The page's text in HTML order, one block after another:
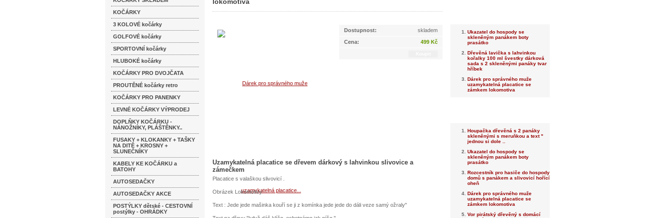
KOČÁRKY
3 KOLOVÉ kočárky
GOLFOVÉ kočárky
SPORTOVNÍ kočárky
HLUBOKÉ kočárky
KOČÁRKY PRO DVOJČATA
PROUTĚNÉ kočárky retro
KOČÁRKY PRO PANENKY
LEVNÉ KOČÁRKY VÝPRODEJ
DOPLŇKY KOČÁRKU -
NÁNOŽNÍKY, PLÁŠTĚNKY..
FUSAKY + KLOKANKY + TAŠKY
NA DITĚ + KROSNY +
SLUNEČNÍKY
KABELY KE KOČÁRKU a
BATOHY
AUTOSEDAČKY
AUTOSEDAČKY AKCE
POSTÝLKY dětské - CESTOVNÍ
postýlky - OHRÁDKY
lokomotiva
Dostupnost:
skladem
Cena:
499 Kč
Uzamykatelná placatice se dřevem dárkový s lahvinkou slivovice a
zámečkem
Placatice s valaškou slivovicí .
Obrázek Lokomotivy
Text : Jede jede mašinka kouří se ji z komínka jede jede do dáli veze samý ožraly"
Ukazatel do hospody se
skleněným panákem boty
prasátko
Dřevěná lavička s lahvinkou
kořalky 100 ml švestky dárková
sada s 2 skleněnými panáky tvar
hříbek
Dárek pro správného muže
uzamykatelná placatice se
zámkem lokomotiva
Houpačka dřevěná s 2 panáky
skleněnými s meruňkou a text "
jednou si dole ..
Ukazatel do hospody se
skleněným panákem boty
prasátko
Rozcestník pro hasiče do hospody
domů s panákem a slivovicí hořící
oheň
Dárek pro správného muže
uzamykatelná placatice se
zámkem lokomotiva
Vor pirátský dřevěný s domácí